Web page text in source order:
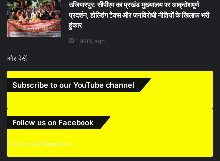
उजियारपुर: सीपीएम का प्रखंड मुख्यालय पर आक्रोशपूर्ण
प्रदर्शन, होल्डिंग टैक्स और जनविरोधी नीतियों के खिलाफ भरी
हुंकार
1 सप्ताह ago
और देखें
Subscribe to our YouTube channel
Follow us on Facebook
Find us on Facebook